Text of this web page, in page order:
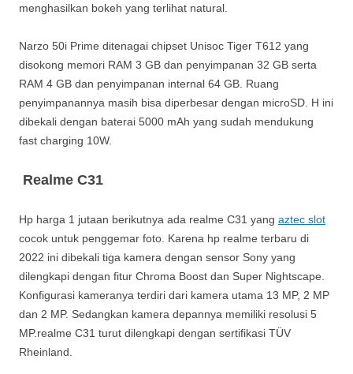
menghasilkan bokeh yang terlihat natural.
Narzo 50i Prime ditenagai chipset Unisoc Tiger T612 yang
disokong memori RAM 3 GB dan penyimpanan 32 GB serta
RAM 4 GB dan penyimpanan internal 64 GB. Ruang
penyimpanannya masih bisa diperbesar dengan microSD. H ini
dibekali dengan baterai 5000 mAh yang sudah mendukung
fast charging 10W.
Realme C31
Hp harga 1 jutaan berikutnya ada realme C31 yang aztec slot
cocok untuk penggemar foto. Karena hp realme terbaru di
2022 ini dibekali tiga kamera dengan sensor Sony yang
dilengkapi dengan fitur Chroma Boost dan Super Nightscape.
Konfigurasi kameranya terdiri dari kamera utama 13 MP, 2 MP
dan 2 MP. Sedangkan kamera depannya memiliki resolusi 5
MP.realme C31 turut dilengkapi dengan sertifikasi TÜV
Rheinland.